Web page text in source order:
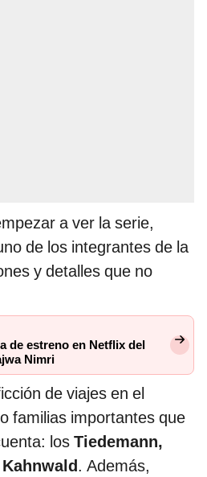
a ver la serie,
de los integrantes de la
y detalles que no
de estreno en Netflix del
Nimri
de viajes en el
familias importantes que
los Tiedemann,
. Además,